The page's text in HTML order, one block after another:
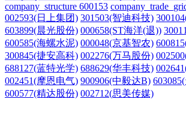
company_structure 600153
002593(日上集团) 301503(智迪科技)
603899(晨光股份) 000658(ST海洋(退))
600585(海螺水泥) 000048(京基智农)
300845(捷安高科) 002276(万马股份)
688127(蓝特光学) 688629(华丰科技)
002451(摩恩电气) 900906(中毅达B)
600577(精达股份) 002712(思美传媒)